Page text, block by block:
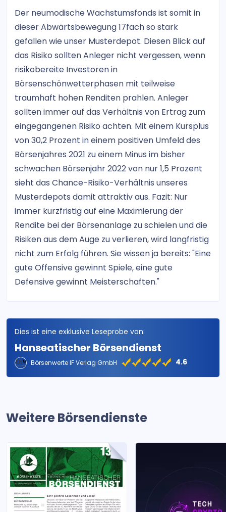
Der neumodische Wachstumsfonds ist somit in
dieser Abwärtsbewegung 17fach so stark
gefallen wie unser Musterdepot. Diesen Blick auf
das Risiko sollten Anleger nicht vergessen, wenn
risikobereite Investoren in
Börsenschönwetterphasen mit teilweise
traumhaft hohen Renditen prahlen. Anleger
sollten immer auf das Verhältnis von Ertrag zum
eingegangenen Risiko achten. Mit einem Kursplus
von 30,2 Prozent in einem positiven Umfeld des
Börsenjahres 2021 zu einem Minus im bisher
schwachen Börsenjahr 2022 von nur 1,5 Prozent
sieht das Chance-Risiko-Verhältnis unseres
Musterdepots damit attraktiv aus. Fazit: Nur
immer kurzfristig auf eine Maximierung der
Rendite bei der Börsenanlage zu schielen und die
Risiken aus dem Auge zu verlieren, wird langfristig
nicht zum Erfolg führen. Sie wissen ja bereits: "Eine
gute Offensive gewinnt Spiele, eine gute
Defensive gewinnt Meisterschaften."
Dies ist eine exklusive Leseprobe von:
Hanseatischer Börsendienst
Börsenwerte IF Verlag GmbH 4.6
Weitere Börsendienste